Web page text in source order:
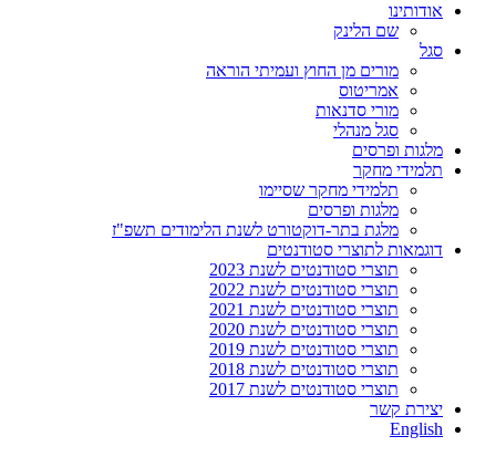
אודותינו
שם הלינק
סגל
מורים מן החוץ ועמיתי הוראה
אמריטוס
מורי סדנאות
סגל מנהלי
מלגות ופרסים
תלמידי מחקר
תלמידי מחקר שסיימו
מלגות ופרסים
מלגת בתר-דוקטורט לשנת הלימודים תשפ"ז
דוגמאות לתוצרי סטודנטים
תוצרי סטודנטים לשנת 2023
תוצרי סטודנטים לשנת 2022
תוצרי סטודנטים לשנת 2021
תוצרי סטודנטים לשנת 2020
תוצרי סטודנטים לשנת 2019
תוצרי סטודנטים לשנת 2018
תוצרי סטודנטים לשנת 2017
יצירת קשר
English